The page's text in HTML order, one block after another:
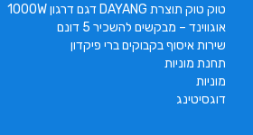
טוק טוק תוצרת DAYANG דגם דרגון 1000W
אוגווינד – מבקשים להשכיר 5 דונם
שירות איסוף בקבוקים ברי פיקדון
תחנת מוניות
מוניות
דוגסיטינג